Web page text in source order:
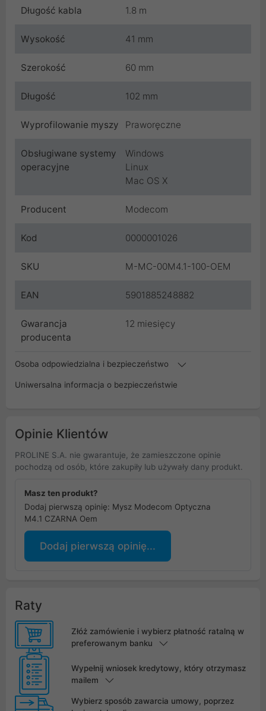
Długość kabla 1.8 m
Wysokość 41 mm
Szerokość 60 mm
Długość 102 mm
Wyprofilowanie myszy Praworęczne
Obsługiwane systemy
operacyjne
Windows
Linux
Mac OS X
Producent Modecom
Kod 0000001026
SKU M-MC-00M4.1-100-OEM
EAN 5901885248882
Gwarancja
producenta
12 miesięcy
Osoba odpowiedzialna i bezpieczeństwo
Uniwersalna informacja o bezpieczeństwie
Opinie Klientów
PROLINE S.A. nie gwarantuje, że zamieszczone opinie
pochodzą od osób, które zakupiły lub używały dany produkt.
Masz ten produkt?
Dodaj pierwszą opinię: Mysz Modecom Optyczna
M4.1 CZARNA Oem
Dodaj pierwszą opinię...
Raty
Złóż zamówienie i wybierz płatność ratalną w
preferowanym banku
Wypełnij wniosek kredytowy, który otrzymasz
mailem
Wybierz sposób zawarcia umowy, poprzez